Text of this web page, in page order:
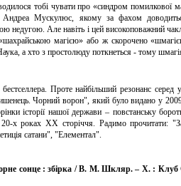
тобі чувати про «синдром помилкової
Андреа Мускулюс, якому за фахом
недугою. Але навіть і цей високоповажний
магією» або ж скорочено
а хто з простолюду поткнеться - тому
Проте найбільший резонанс серед
Чорний ворон", який було видано у
історії нашої держави – повстанську
х роках XX сторіччя. Радимо прочитати:
сатани", "Елементал".
сонце : збірка / В. М. Шкляр. – Х. : Клуб